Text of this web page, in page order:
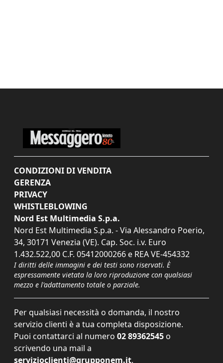
CONDIZIONI DI VENDITA
GERENZA
PRIVACY
WHISTLEBLOWING
Nord Est Multimedia S.p.a.
Nord Est Multimedia S.p.a. - Via Alessandro Poerio,
34, 30171 Venezia (VE). Cap. Soc. i.v. Euro
1.432.522,00 C.F. 05412000266 e REA VE-454332
I diritti delle immagini e dei testi sono riservati. È
espressamente vietata la loro riproduzione con qualsiasi
mezzo e l'adattamento totale o parziale.
Per qualsiasi necessità o domanda, il nostro
servizio clienti è a tua completa disposizione.
Puoi contattarci al numero 02 89362545 o
scrivendo una mail a
servizioclienti@grupponem.it.